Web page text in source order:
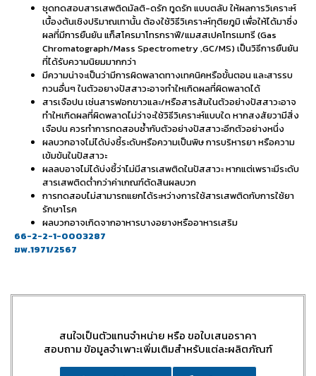
ชุดทดสอบสารเสพติดมัลติ-ดรัก ทูดรัก แบบตลับ ให้ผลการวิเคราะห์
เบื้องต้นเชิงปริมาณเทานั้น ต้องใช้วิธีวิเคราะห์ทุติยภูมิ เพื่อให้ได้มาซึ่ง
ผลที่มีการยืนยัน แก็สโครมาโทรกราฟี/แมสสเปคโทรเมทรี (Gas
Chromatograph/Mass Spectrometry ,GC/MS) เป็นวิธีการยืนยัน
ที่ได้รับความนิยมมากกว่า
มีความน่าจะเป็นว่ามีการผิดพลาดทางเทคนิคหรือขั้นตอน และสารรบ
กวนอื่นๆ ในตัวอยางปัสสาวะอาจทําใหเกิดผลที่ผิดพลาดได้
สารเจือปน เช่นสารฟอกขาวและ/หรือสารส้มในตัวอย่างปัสสาวะอาจ
ทําใหเกิดผลที่ผิดพลาดไม่ว่าจะใช้วิธีวิเคราะห์แบบใด หากสงสัยวามีสิ่ง
เจือปน ควรทําการทดสอบซ้ำกับตัวอย่างปัสสาวะอีกตัวอย่างหนึ่ง
ผลบวกอาจไม่ได้บ่งชี้ระดับหรือความเป็นพิษ การบริหารยา หรือความ
เข้มข้นในปัสสาวะ
ผลลบอาจไม่ได้บ่งชี้ว่าไม่มีสารเสพติดในปัสสาวะ หากแต่เพราะมีระดับ
สารเสพติดต่ำกว่าค่าเกณฑ์ตัดสินผลบวก
การทดสอบไม่สามารถแยกได้ระหว่างการใช้สารเสพติดกับการใช้ยา
รักษาโรค
ผลบวกอาจเกิดจากอาหารบางอยางหรืออาหารเสริม
66-2-2-1-0003287
ฆพ.1971/2567
สนใจเป็นตัวแทนจำหน่าย หรือ ขอใบเสนอราคา
สอบถาม ข้อมูลจำเพาะเพิ่มเติมสำหรับแต่ละผลิตภัณฑ์